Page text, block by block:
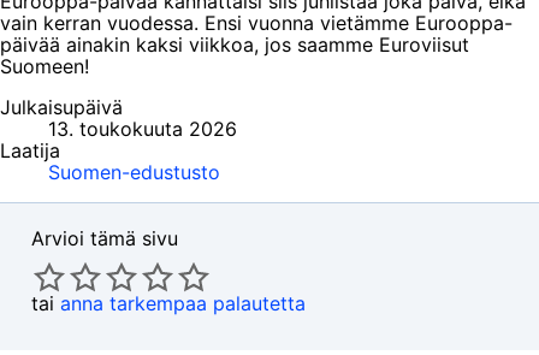
vain kerran vuodessa. Ensi vuonna vietämme Eurooppa-
päivää ainakin kaksi viikkoa, jos saamme Euroviisut
Suomeen!
Julkaisupäivä
13. toukokuuta 2026
Laatija
Suomen-edustusto
Arvioi tämä sivu
tai anna tarkempaa palautetta